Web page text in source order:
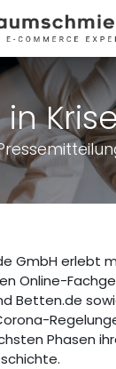
GmbH erlebt
Online-
Betten.de
Phasen